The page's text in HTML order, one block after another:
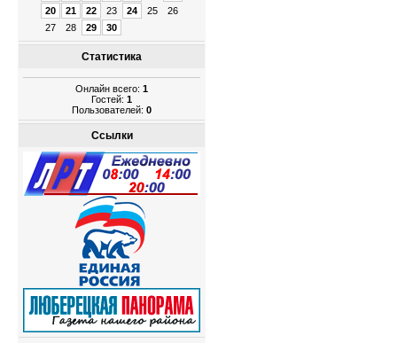
20
21 22 23 24 25
26
27
28 29 30
Статистика
Онлайн всего: 1
Гостей: 1
Пользователей: 0
Ссылки